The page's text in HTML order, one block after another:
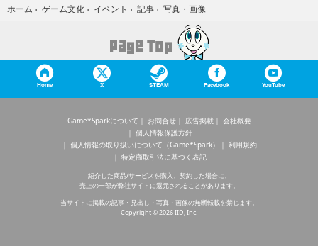
ホーム › ゲーム文化 › イベント › 記事 › 写真・画像
Home X STEAM Facebook YouTube
Game*Sparkについて お問合せ 広告掲載
会社概要
個人情報保護方針
個人情報の取り扱いについて（Game*Spark）
利用規約
特定商取引法に基づく表記
紹介した商品/サービスを購入、契約した場合に、
売上の一部が弊社サイトに還元されることがあります。
当サイトに掲載の記事・見出し・写真・画像の無断転載を禁じます。
Copyright © 2026 IID, Inc.